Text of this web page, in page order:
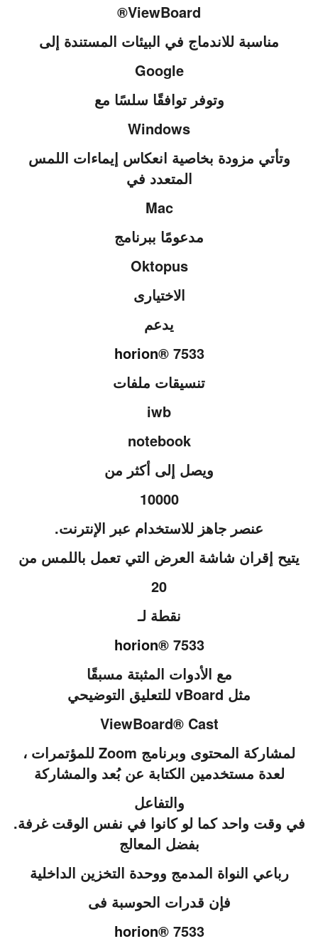
ViewBoard®
مناسبة للاندماج في البيئات المستندة إلى
Google
وتوفر توافقًا سلسًا مع
Windows
وتأتي مزودة بخاصية انعكاس إيماءات اللمس
المتعدد في
Mac
مدعومًا ببرنامج
Oktopus
الاختيارى
يدعم
horion® 7533
تنسيقات ملفات
iwb
notebook
ويصل إلى أكثر من
10000
عنصر جاهز للاستخدام عبر الإنترنت.
يتيح إقران شاشة العرض التي تعمل باللمس من
20
نقطة لـ
horion® 7533
مع الأدوات المثبتة مسبقًا
مثل vBoard للتعليق التوضيحي
ViewBoard® Cast
لمشاركة المحتوى وبرنامج Zoom للمؤتمرات ،
لعدة مستخدمين الكتابة عن بُعد والمشاركة
والتفاعل
في وقت واحد كما لو كانوا في نفس الوقت غرفة.
بفضل المعالج
رباعي النواة المدمج ووحدة التخزين الداخلية
فإن قدرات الحوسبة فى
horion® 7533